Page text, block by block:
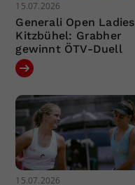
15.07.2026
Generali Open Ladies
Kitzbühel: Grabher
gewinnt ÖTV-Duell
15.07.2026